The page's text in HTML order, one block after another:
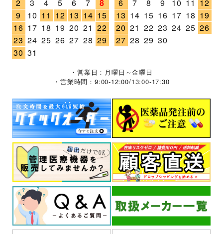
2
3 4 5 6 7
8
9
10 11 12 13 14 15
16 17 18 19 20 21 22
23 24 25 26 27 28 29
30 31
6
7 8 9 10 11 12
13 14 15 16 17 18 19
20 21 22 23 24 25 26
27 28 29 30
・営業日：月曜日～金曜日
・営業時間：9:00-12:00/13:00-17:30